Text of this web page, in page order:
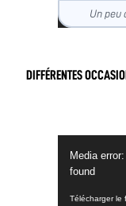
Un peu
DIFFÉRENTES
vidéo
Media
found
Télécharger le